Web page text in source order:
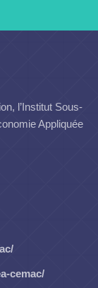
l’Institut Sous-
Appliquée
cemac/